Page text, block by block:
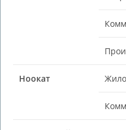
Ноокат